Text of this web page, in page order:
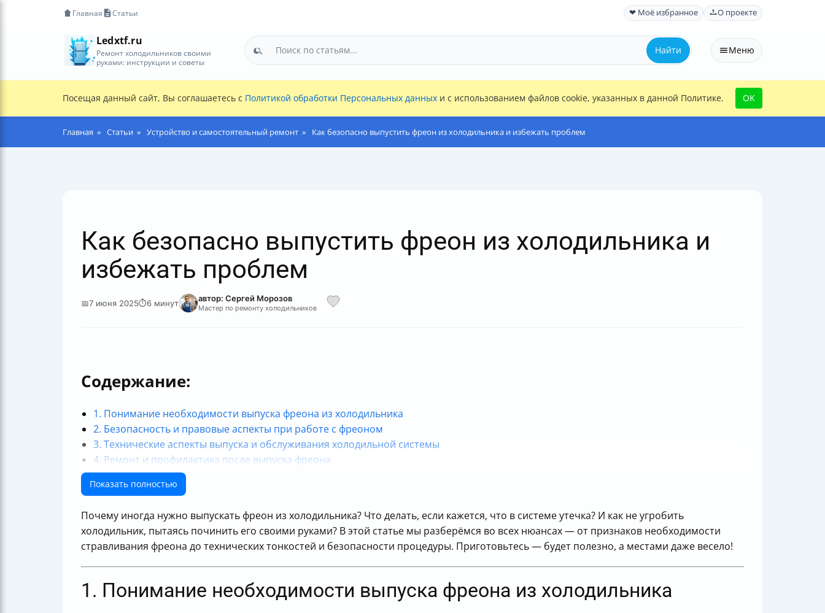
Главная Статьи ❤ Моё избранное О проекте
Ledxtf.ru
Ремонт холодильников своими
руками: инструкции и советы
Найти Меню
Посещая данный сайт, Вы соглашаетесь с Политикой обработки Персональных данных и с использованием файлов cookie, указанных в данной Политике. OK
Главная Статьи Устройство и самостоятельный ремонт Как безопасно выпустить фреон из холодильника и избежать проблем
Как безопасно выпустить фреон из холодильника и
избежать проблем
📅7 июня 2025⏱6 минут автор: Сергей Морозов
Мастер по ремонту холодильников
Содержание:
1. Понимание необходимости выпуска фреона из холодильника
2. Безопасность и правовые аспекты при работе с фреоном
3. Технические аспекты выпуска и обслуживания холодильной системы
4. Ремонт и профилактика после выпуска фреона
Итог: выпуск фреона — задача для мастера
Таблица: Признаки и действия при утечке фреона
Показать полностью
Почему иногда нужно выпускать фреон из холодильника? Что делать, если кажется, что в системе утечка? И как не угробить
холодильник, пытаясь починить его своими руками? В этой статье мы разберёмся во всех нюансах — от признаков необходимости
стравливания фреона до технических тонкостей и безопасности процедуры. Приготовьтесь — будет полезно, а местами даже весело!
1. Понимание необходимости выпуска фреона из холодильника